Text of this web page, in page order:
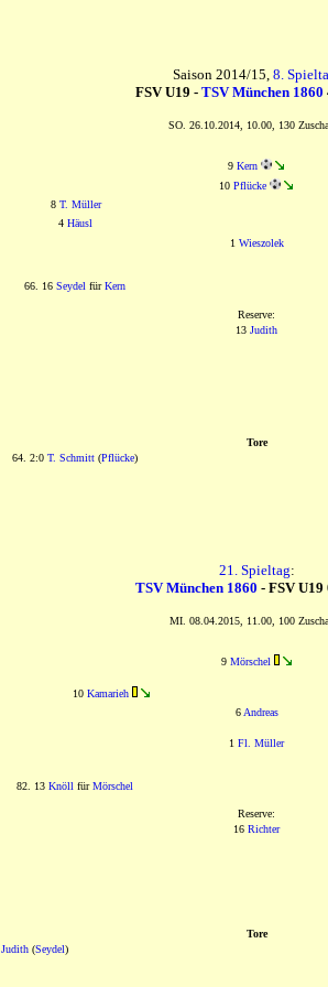
Saison 2014/15, 8.
FSV U19 - TSV München 1860
SO. 26.10.2014, 10.00, 130
9 Kern
10 Pflücke
8 T. Müller
4 Häusl
1 Wieszolek
66. 16 Seydel fürKern
Reserve:
13 Judith
Tore
64. 2:0 T. Schmitt (Pflücke)
21. Spieltag:
TSV München 1860 - FSV U19
MI. 08.04.2015, 11.00, 100
9 Mörschel
10 Kamarieh
6 Andreas
1 Fl. Müller
82. 13 Knöll fürMörschel
Reserve:
16 Richter
Tore
Judith (Seydel)